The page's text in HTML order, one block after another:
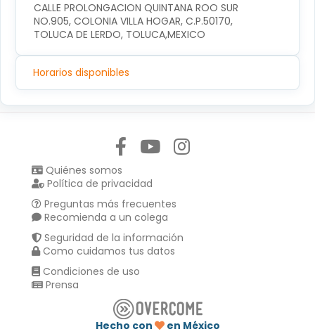
CALLE PROLONGACION QUINTANA ROO SUR
NO.905, COLONIA VILLA HOGAR, C.P.50170,
TOLUCA DE LERDO, TOLUCA,MEXICO
Horarios disponibles
Quiénes somos
Política de privacidad
Preguntas más frecuentes
Recomienda a un colega
Seguridad de la información
Como cuidamos tus datos
Condiciones de uso
Prensa
Hecho con en México